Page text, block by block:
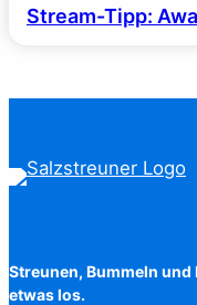
Stream-Tipp:
Streunen, Bummeln
etwas los.